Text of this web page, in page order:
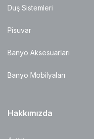
Duş Sistemleri
Pisuvar
Banyo Aksesuarları
Banyo Mobilyaları
Hakkımızda